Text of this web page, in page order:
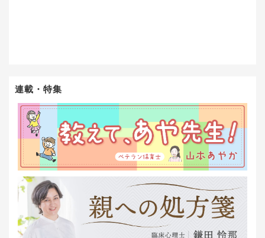
連載・特集